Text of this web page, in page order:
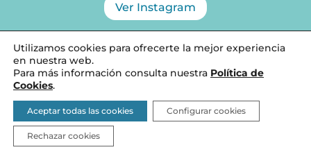
Ver Instagram
Diseñado por SCALA PSICOLOGÍA, 2026 ©
Aviso Legal
Política de Cookies y privacidad
Utilizamos cookies para ofrecerte la mejor experiencia
en nuestra web.
Para más información consulta nuestra Política de
Cookies.
Aceptar todas las cookies
Rechazar cookies
Configurar cookies